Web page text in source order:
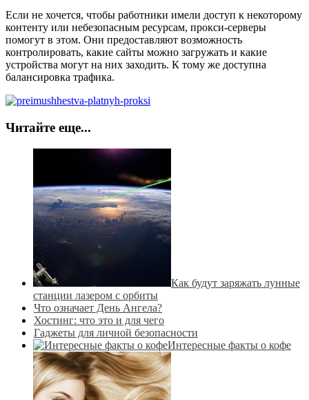
Если не хочется, чтобы работники имели доступ к некоторому
контенту или небезопасным ресурсам, прокси-серверы
помогут в этом. Они предоставляют возможность
контролировать, какие сайты можно загружать и какие
устройства могут на них заходить. К тому же доступна
балансировка трафика.
Читайте еще...
Как будут заряжать лунные
станции лазером с орбиты
Что означает День Ангела?
Хостинг: что это и для чего
Гаджеты для личной безопасности
Интересные факты о кофе